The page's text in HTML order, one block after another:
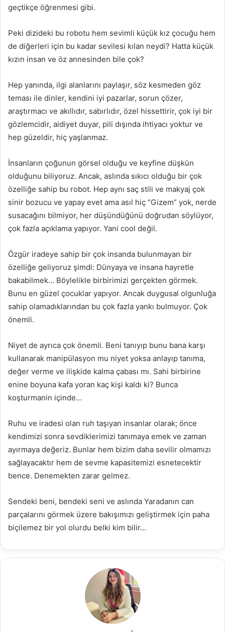
geçtikçe öğrenmesi gibi.
Peki dizideki bu robotu hem sevimli küçük kız çocuğu hem
de diğerleri için bu kadar sevilesi kılan neydi? Hatta küçük
kızın insan ve öz annesinden bile çok?
Hep yanında, ilgi alanlarını paylaşır, söz kesmeden göz
teması ile dinler, kendini iyi pazarlar, sorun çözer,
araştırmacı ve akıllıdır, sabırlıdır, özel hissettirir, çok iyi bir
gözlemcidir, aidiyet duyar, pili dışında ihtiyacı yoktur ve
hep güzeldir, hiç yaşlanmaz.
İnsanların çoğunun görsel olduğu ve keyfine düşkün
olduğunu biliyoruz. Ancak, aslında sıkıcı olduğu bir çok
özelliğe sahip bu robot. Hep aynı saç stili ve makyaj çok
sinir bozucu ve yapay evet ama asıl hiç “Gizem” yok, nerde
susacağını bilmiyor, her düşündüğünü doğrudan söylüyor,
çok fazla açıklama yapıyor. Yani cool değil.
Özgür iradeye sahip bir çok insanda bulunmayan bir
özelliğe geliyoruz şimdi: Dünyaya ve insana hayretle
bakabilmek… Böylelikle birbirimizi gerçekten görmek.
Bunu en güzel çocuklar yapıyor. Ancak duygusal olgunluğa
sahip olamadıklarından bu çok fazla yankı bulmuyor. Çok
önemli.
Niyet de ayrıca çok önemli. Beni tanıyıp bunu bana karşı
kullanarak manipülasyon mu niyet yoksa anlayıp tanıma,
değer verme ve ilişkide kalma çabası mı. Sahi birbirine
enine boyuna kafa yoran kaç kişi kaldı ki? Bunca
koşturmanin içinde…
Ruhu ve iradesi olan ruh taşıyan insanlar olarak; önce
kendimizi sonra sevdiklerimizi tanımaya emek ve zaman
ayırmaya değeriz. Bunlar hem bizim daha sevilir olmamızı
sağlayacaktır hem de sevme kapasitemizi esnetecektir
bence. Denemekten zarar gelmez.
Sendeki beni, bendeki seni ve aslında Yaradanın can
parçalarını görmek üzere bakışımızı geliştirmek için paha
biçilemez bir yol olurdu belki kim bilir…